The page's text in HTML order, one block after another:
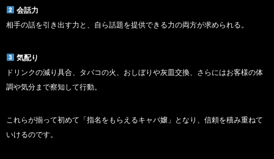
会話力
相手の話を引き出す力と、自ら話題を提供できる力の両方が求められる。
気配り
ドリンクの減り具合、タバコの火、おしぼりや灰皿交換、さらにはお客様の体
調や気分まで察知して行動。
これらが揃って初めて「指名をもらえるキャバ嬢」となり、信頼を積み重ねて
いけるのです。